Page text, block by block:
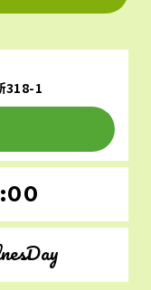
318-1